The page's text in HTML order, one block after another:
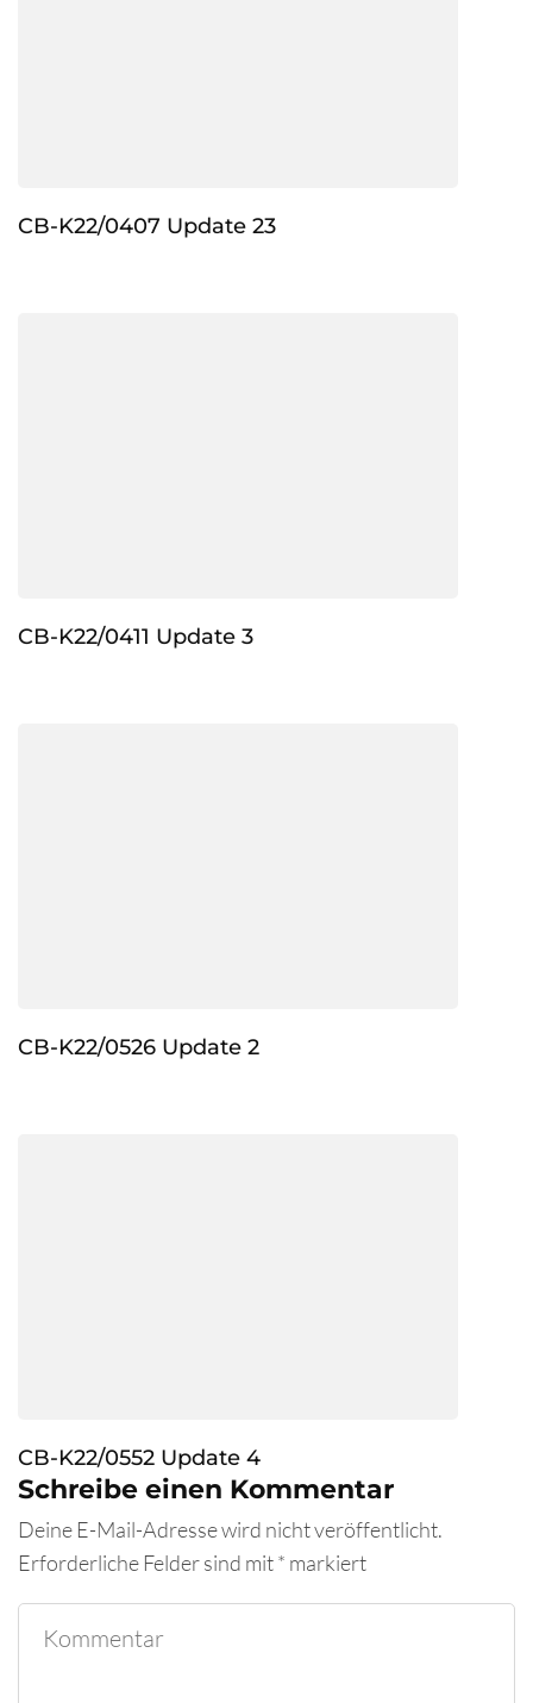
CB-K22/0407 Update 23
CB-K22/0411 Update 3
CB-K22/0526 Update 2
CB-K22/0552 Update 4
Schreibe einen Kommentar
Deine E-Mail-Adresse wird nicht veröffentlicht.
Erforderliche Felder sind mit* markiert